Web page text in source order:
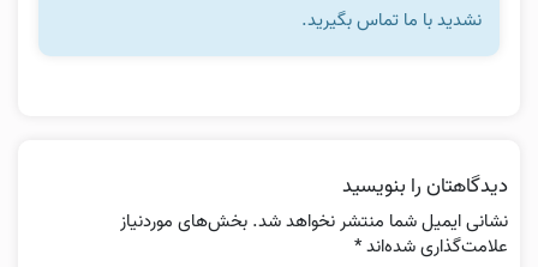
نشدید با ما تماس بگیرید.
دیدگاهتان را بنویسید
نشانی ایمیل شما منتشر نخواهد شد. بخش‌های موردنیاز
علامت‌گذاری شده‌اند*